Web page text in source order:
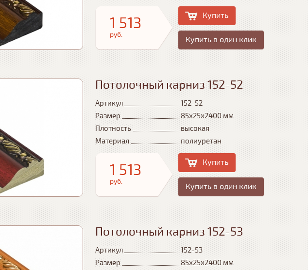
1 513
руб.
Купить
Купить в один клик
Потолочный карниз 152-52
Артикул
152-52
Размер
85x25x2400 мм
Плотность
высокая
Материал
полиуретан
1 513
руб.
Купить
Купить в один клик
Потолочный карниз 152-53
Артикул
152-53
Размер
85x25x2400 мм